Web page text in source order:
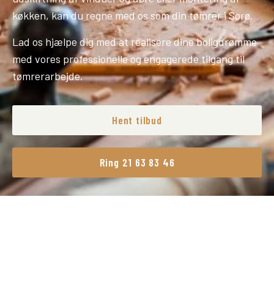
køkken, kan du regne med os som din tømrer i Sorø.
Lad os hjælpe dig med at realisere dine boligdrømme
med vores professionelle og engagerede tilgang til
tømrerarbejde.
Hent tilbud
Ring 21 63 83 46